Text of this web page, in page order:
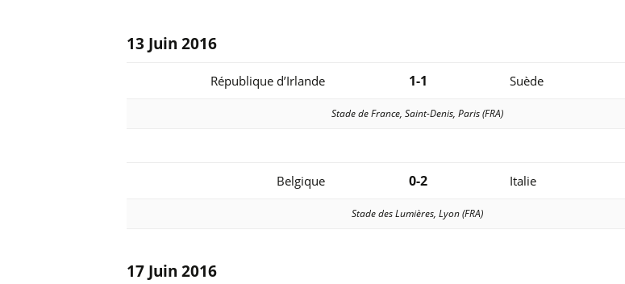
13 Juin 2016
République d’Irlande 1-1 Suède
Stade de France, Saint-Denis, Paris (FRA)
Belgique 0-2 Italie
Stade des Lumières, Lyon (FRA)
17 Juin 2016